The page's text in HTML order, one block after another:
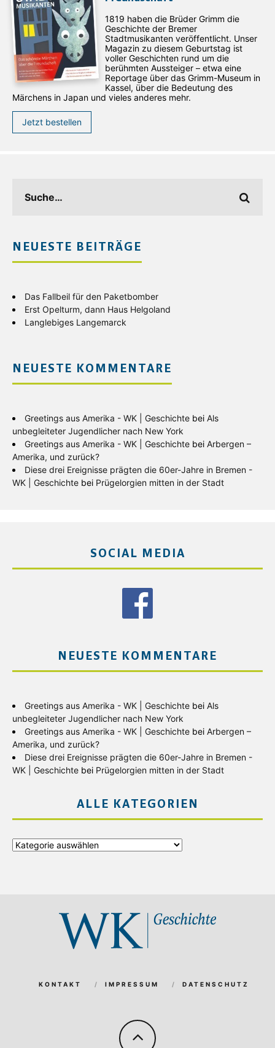
1819 haben die Brüder Grimm die
Geschichte der Bremer
Stadtmusikanten veröffentlicht. Unser
Magazin zu diesem Geburtstag ist
voller Geschichten rund um die
berühmten Aussteiger – etwa eine
Reportage über das Grimm-Museum in
Kassel, über die Bedeutung des
Märchens in Japan und vieles anderes mehr.
Jetzt bestellen
NEUESTE BEITRÄGE
Das Fallbeil für den Paketbomber
Erst Opelturm, dann Haus Helgoland
Langlebiges Langemarck
NEUESTE KOMMENTARE
Greetings aus Amerika - WK | Geschichte bei Als
unbegleiteter Jugendlicher nach New York
Greetings aus Amerika - WK | Geschichte bei Arbergen –
Amerika, und zurück?
Diese drei Ereignisse prägten die 60er-Jahre in Bremen -
WK | Geschichte bei Prügelorgien mitten in der Stadt
SOCIAL MEDIA
NEUESTE KOMMENTARE
Greetings aus Amerika - WK | Geschichte bei Als
unbegleiteter Jugendlicher nach New York
Greetings aus Amerika - WK | Geschichte bei Arbergen –
Amerika, und zurück?
Diese drei Ereignisse prägten die 60er-Jahre in Bremen -
WK | Geschichte bei Prügelorgien mitten in der Stadt
ALLE KATEGORIEN
Alle
KONTAKT IMPRESSUM DATENSCHUTZ